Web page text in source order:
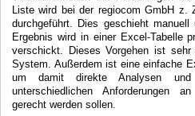
Liste wird bei der regiocom GmbH
durchgeführt. Dies geschieht
Ergebnis wird in einer Excel-Tabelle
verschickt. Dieses Vorgehen ist
System. Außerdem ist eine einfache
um damit direkte Analysen
unterschiedlichen Anforderungen
gerecht werden sollen.